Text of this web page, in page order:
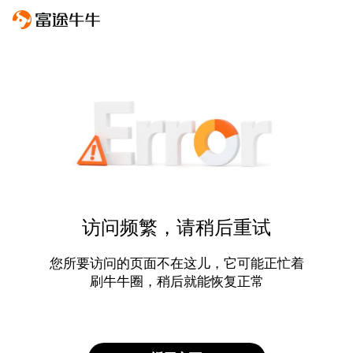
访问频繁，请稍后重试
您所要访问的页面不在这儿，它可能正忙着
刷牛牛圈，稍后就能恢复正常